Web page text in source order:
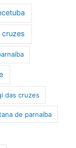
das cruzes
de parnaíba